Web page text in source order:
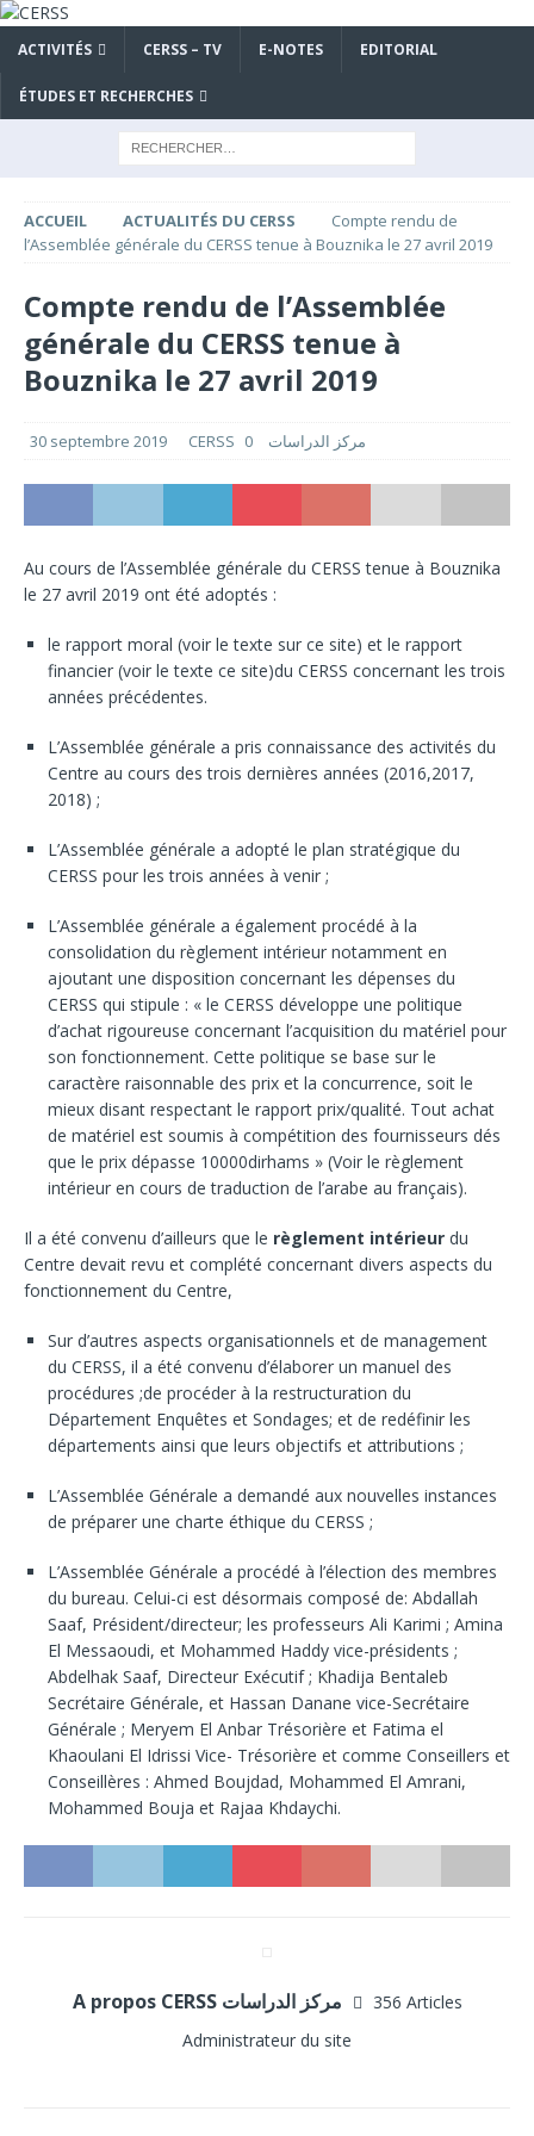
ACTIVITÉS CERSS – TV E-NOTES EDITORIAL
ÉTUDES ET RECHERCHES
ACCUEIL ACTUALITÉS DU CERSS
Compte rendu de
l’Assemblée générale du CERSS tenue à Bouznika le 27 avril 2019
Compte rendu de l’Assemblée
générale du CERSS tenue à
Bouznika le 27 avril 2019
30 septembre 2019 CERSS مركز الدراسات 0
Au cours de l’Assemblée générale du CERSS tenue à Bouznika
le 27 avril 2019 ont été adoptés :
le rapport moral (voir le texte sur ce site) et le rapport
financier (voir le texte ce site)du CERSS concernant les trois
années précédentes.
L’Assemblée générale a pris connaissance des activités du
Centre au cours des trois dernières années (2016,2017,
2018) ;
L’Assemblée générale a adopté le plan stratégique du
CERSS pour les trois années à venir ;
L’Assemblée générale a également procédé à la
consolidation du règlement intérieur notamment en
ajoutant une disposition concernant les dépenses du
CERSS qui stipule : « le CERSS développe une politique
d’achat rigoureuse concernant l’acquisition du matériel pour
son fonctionnement. Cette politique se base sur le
caractère raisonnable des prix et la concurrence, soit le
mieux disant respectant le rapport prix/qualité. Tout achat
de matériel est soumis à compétition des fournisseurs dés
que le prix dépasse 10000dirhams » (Voir le règlement
intérieur en cours de traduction de l’arabe au français).
Il a été convenu d’ailleurs que le règlement intérieur du
Centre devait revu et complété concernant divers aspects du
fonctionnement du Centre,
Sur d’autres aspects organisationnels et de management
du CERSS, il a été convenu d’élaborer un manuel des
procédures ;de procéder à la restructuration du
Département Enquêtes et Sondages; et de redéfinir les
départements ainsi que leurs objectifs et attributions ;
L’Assemblée Générale a demandé aux nouvelles instances
de préparer une charte éthique du CERSS ;
L’Assemblée Générale a procédé à l’élection des membres
du bureau. Celui-ci est désormais composé de: Abdallah
Saaf, Président/directeur; les professeurs Ali Karimi ; Amina
El Messaoudi, et Mohammed Haddy vice-présidents ;
Abdelhak Saaf, Directeur Exécutif ; Khadija Bentaleb
Secrétaire Générale, et Hassan Danane vice-Secrétaire
Générale ; Meryem El Anbar Trésorière et Fatima el
Khaoulani El Idrissi Vice- Trésorière et comme Conseillers et
Conseillères : Ahmed Boujdad, Mohammed El Amrani,
Mohammed Bouja et Rajaa Khdaychi.
356 Articles
Administrateur du site